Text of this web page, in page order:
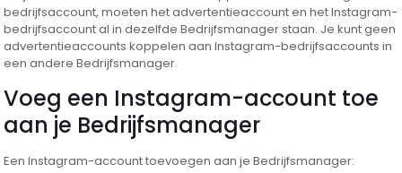
bedrijfsaccount, moeten het advertentieaccount en het Instagram-
bedrijfsaccount al in dezelfde Bedrijfsmanager staan. Je kunt geen
advertentieaccounts koppelen aan Instagram-bedrijfsaccounts in
een andere Bedrijfsmanager.
Voeg een Instagram-account toe
aan je Bedrijfsmanager
Een Instagram-account toevoegen aan je Bedrijfsmanager: